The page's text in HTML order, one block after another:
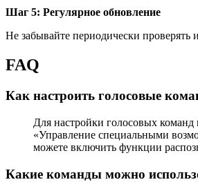
Шаг 5: Регулярное обновление
Не забывайте периодически проверять
FAQ
Как настроить голосовые
Для настройки голосовых команд
«Управление специальными
можете включить функции
Какие команды можно